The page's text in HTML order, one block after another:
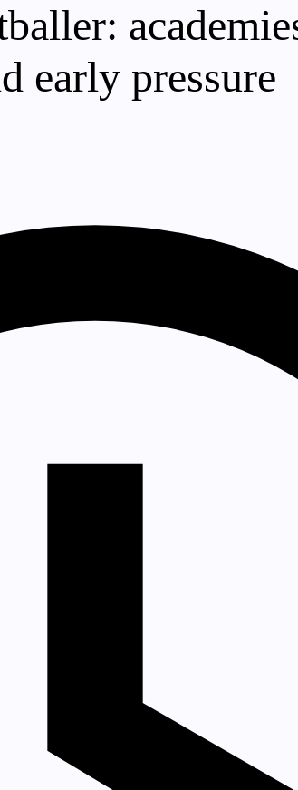
early pressure